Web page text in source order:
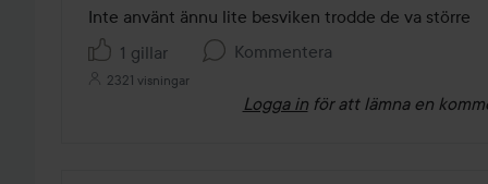
av
5
Inte använt ännu lite besviken trodde de va större
1 gillar
Kommentera
2321 visningar
Logga in för att lämna en